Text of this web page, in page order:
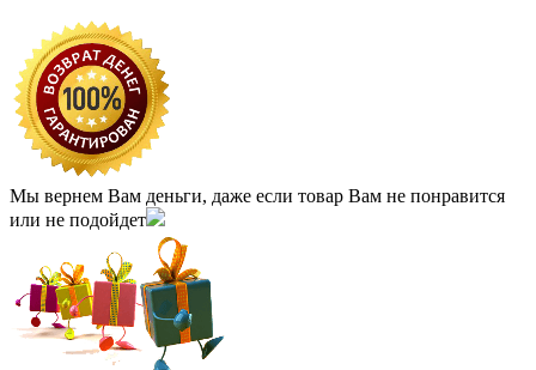
Мы вернем Вам деньги, даже если товар Вам не понравится
или не подойдет